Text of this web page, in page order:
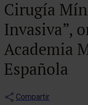
Cirugía
Invasiva”,
Academia
Española
Compartir